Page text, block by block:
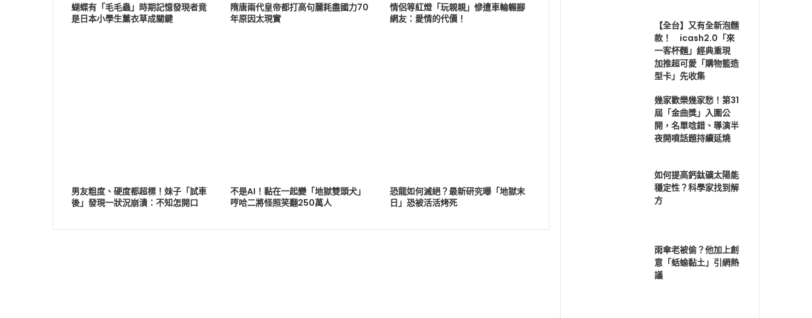
蝴蝶有「毛毛蟲」時期記憶發現者竟
是日本小學生薰衣草成關鍵
隋唐兩代皇帝都打高句麗耗盡國力70
年原因太現實
情侶等紅燈「玩親親」慘遭車輪輾腳
網友：愛情的代價！
男友粗度、硬度都超標！妹子「試車
後」發現一狀況崩潰：不知怎開口
不是AI！黏在一起變「地獄雙頭犬」
哼哈二將怪照笑翻250萬人
恐龍如何滅絕？最新研究曝「地獄末
日」恐被活活烤死
【全台】又有全新泡麵
款！ icash2.0「來
一客杯麵」經典重現
加推超可愛「購物籃造
型卡」先收集
幾家歡樂幾家愁！第31
屆「金曲獎」入圍公
開，名單唸錯、導演半
夜開噴話題持續延燒
如何提高鈣鈦礦太陽能
穩定性？科學家找到解
方
雨傘老被偷？他加上創
意「蛞蝓黏土」引網熱
議